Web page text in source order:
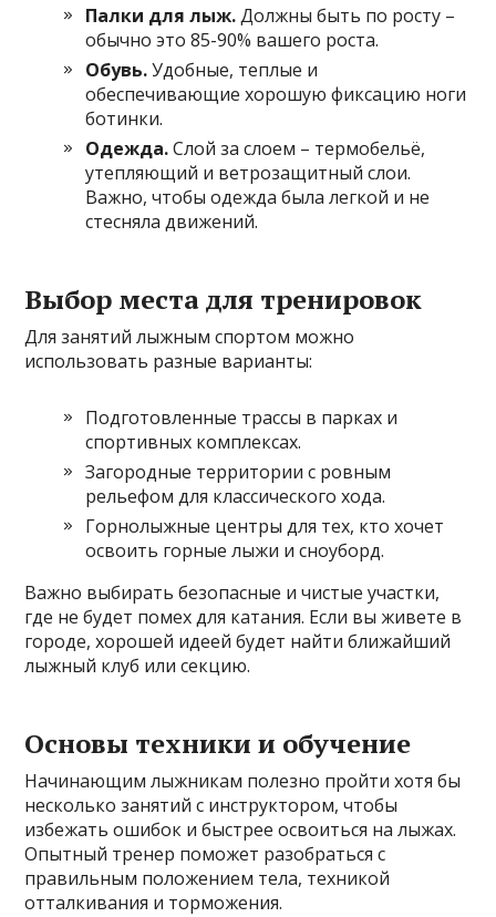
Палки для лыж.Должны быть по росту –
обычно это 85-90% вашего роста.
Обувь.Удобные, теплые и
обеспечивающие хорошую фиксацию ноги
ботинки.
Одежда.Слой за слоем – термобельё,
утепляющий и ветрозащитный слои.
Важно, чтобы одежда была легкой и не
стесняла движений.
Выбор места для тренировок
Для занятий лыжным спортом можно
использовать разные варианты:
Подготовленные трассы в парках и
спортивных комплексах.
Загородные территории с ровным
рельефом для классического хода.
Горнолыжные центры для тех, кто хочет
освоить горные лыжи и сноуборд.
Важно выбирать безопасные и чистые участки,
где не будет помех для катания. Если вы живете в
городе, хорошей идеей будет найти ближайший
лыжный клуб или секцию.
Основы техники и обучение
Начинающим лыжникам полезно пройти хотя бы
несколько занятий с инструктором, чтобы
избежать ошибок и быстрее освоиться на лыжах.
Опытный тренер поможет разобраться с
правильным положением тела, техникой
отталкивания и торможения.